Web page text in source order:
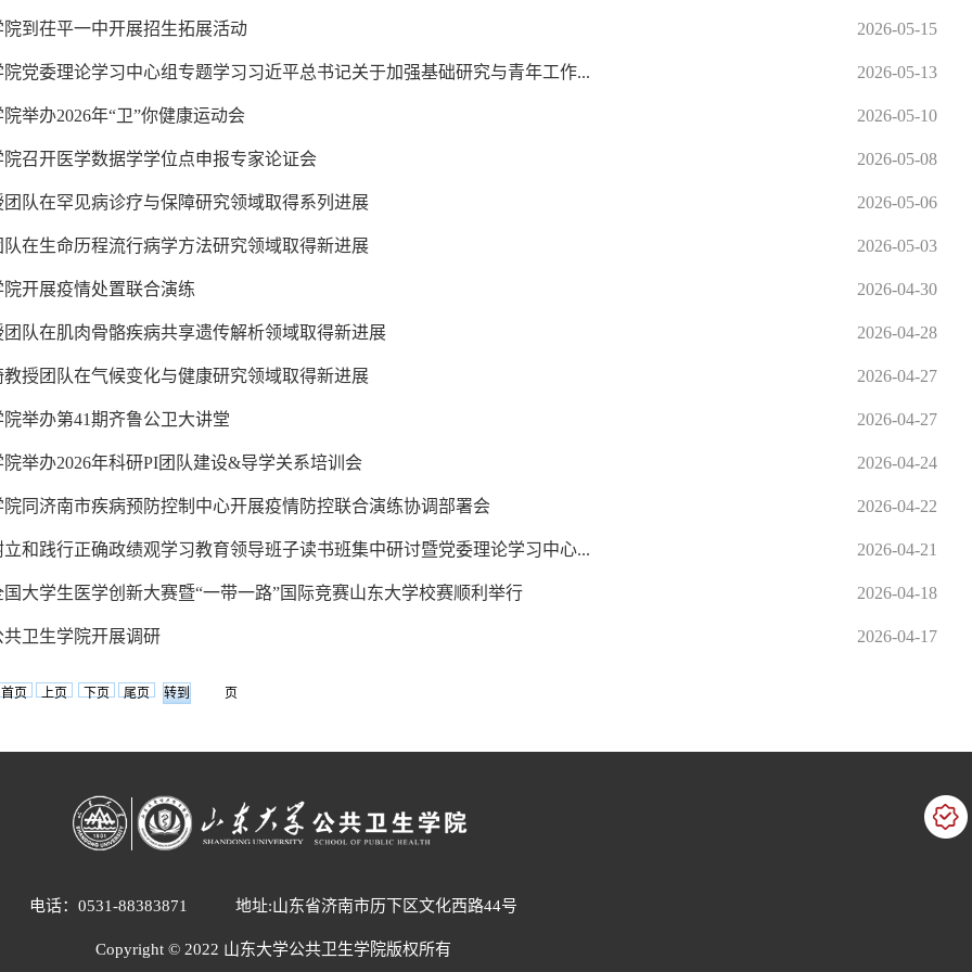
到茌平一中开展招生拓展活动 2026-05-15
党委理论学习中心组专题学习习近平总书记关于加强基础研究与青年工作... 2026-05-13
举办2026年“卫”你健康运动会 2026-05-10
召开医学数据学学位点申报专家论证会 2026-05-08
队在罕见病诊疗与保障研究领域取得系列进展 2026-05-06
在生命历程流行病学方法研究领域取得新进展 2026-05-03
开展疫情处置联合演练 2026-04-30
队在肌肉骨骼疾病共享遗传解析领域取得新进展 2026-04-28
授团队在气候变化与健康研究领域取得新进展 2026-04-27
举办第41期齐鲁公卫大讲堂 2026-04-27
举办2026年科研PI团队建设&导学关系培训会 2026-04-24
同济南市疾病预防控制中心开展疫情防控联合演练协调部署会 2026-04-22
和践行正确政绩观学习教育领导班子读书班集中研讨暨党委理论学习中心... 2026-04-21
大学生医学创新大赛暨“一带一路”国际竞赛山东大学校赛顺利举行 2026-04-18
卫生学院开展调研 2026-04-17
首页 上页 下页 尾页 页
电话：0531-88383871 地址:山东省济南市历下区文化西路44号
Copyright © 2022 山东大学公共卫生学院版权所有